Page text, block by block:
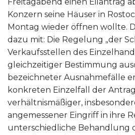
Konzern seine Häuser in
Montag wieder öffnen wollte.
dazu mit: Die Regelung „der
Verkaufsstellen des
gleichzeitiger Bestimmung
bezeichneter Ausnahmefälle
konkreten Einzelfall der
verhältnismäßiger,
angemessener Eingriff in ihre
unterschiedliche Behandlung